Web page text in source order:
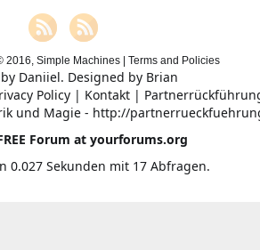
2016 Simple Machines| Terms and Policies
Daniiel. Designed by Brian
Policy| Kontakt|
und Magie - http://
Forum at yourforums.org
0.027 Sekunden mit 17 Abfragen.